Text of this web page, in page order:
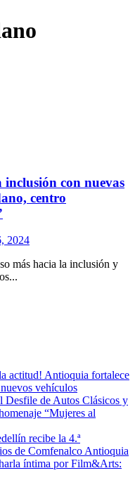
con nuevas
centro
2024
más hacia la inclusión y
actitud! Antioquia fortalece
vehículos
Desfile de Autos Clásicos y
“Mujeres al
recibe la 4.ª
de Comfenalco Antioquia
íntima por Film&Arts: